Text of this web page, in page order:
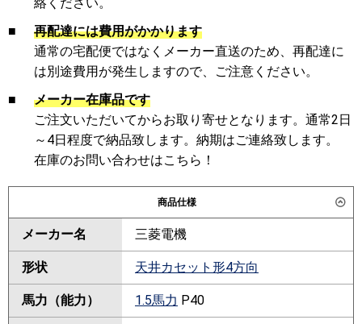
絡ください。
■
再配達には費用がかかります
通常の宅配便ではなくメーカー直送のため、再配達に
は別途費用が発生しますので、ご注意ください。
■
メーカー在庫品です
ご注文いただいてからお取り寄せとなります。通常2日
～4日程度で納品致します。納期はご連絡致します。
在庫のお問い合わせはこちら！
商品仕様
メーカー名 三菱電機
形状 天井カセット形4方向
馬力（能力） 1.5馬力 P40